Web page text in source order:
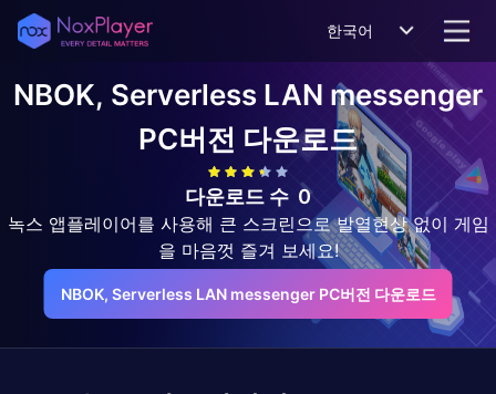
한국어
NBOK, Serverless LAN messenger
PC버전 다운로드
다운로드 수 0
녹스 앱플레이어를 사용해 큰 스크린으로 발열현상 없이 게임
을 마음껏 즐겨 보세요!
NBOK, Serverless LAN messenger PC버전 다운로드